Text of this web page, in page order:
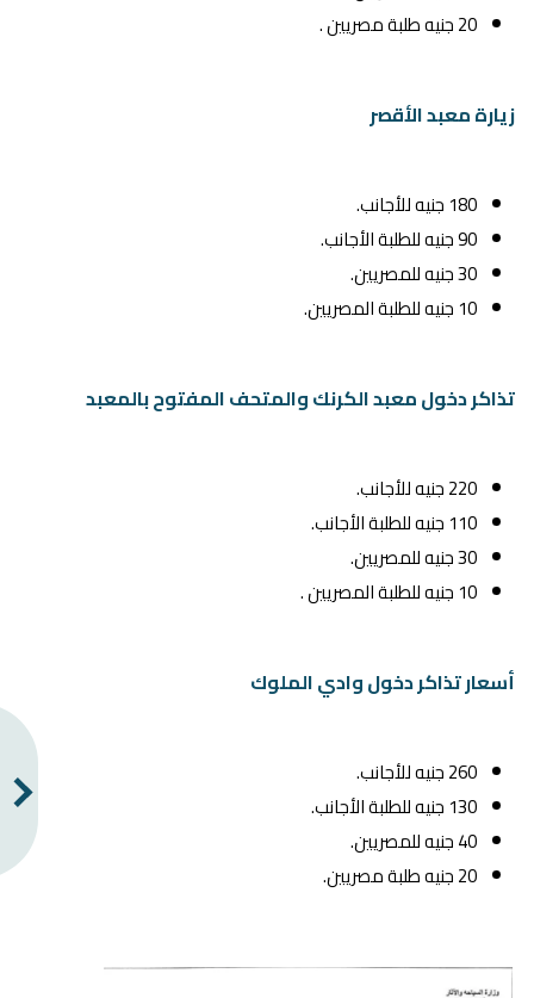
20 جنيه طلبة مصريين .
زيارة معبد الأقصر
180 جنيه للأجانب.
90 جنيه للطلبة الأجانب.
30 جنيه للمصريين.
10 جنيه للطلبة المصريين.
تذاكر دخول معبد الكرنك والمتحف المفتوح بالمعبد
220 جنيه للأجانب.
110 جنيه للطلبة الأجانب.
30 جنيه للمصريين.
10 جنيه للطلبة المصريين .
أسعار تذاكر دخول وادي الملوك
260 جنيه للأجانب.
130 جنيه للطلبة الأجانب.
40 جنيه للمصريين.
20 جنيه طلبة مصريين.